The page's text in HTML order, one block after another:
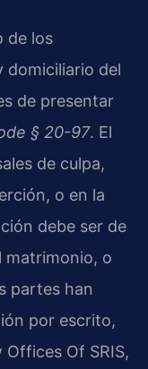
de los
domiciliario del
de presentar
§ 20-97. El
de culpa,
o en la
debe ser de
matrimonio, o
partes han
por escrito,
Offices Of SRIS,